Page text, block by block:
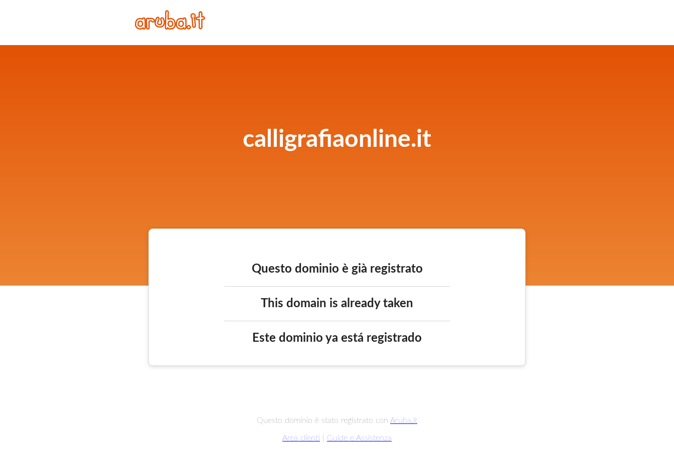
calligrafiaonline.it
Questo dominio è già registrato
This domain is already taken
Este dominio ya está registrado
Questo dominio è stato registrato con Aruba.it
Area clienti Guide e Assistenza